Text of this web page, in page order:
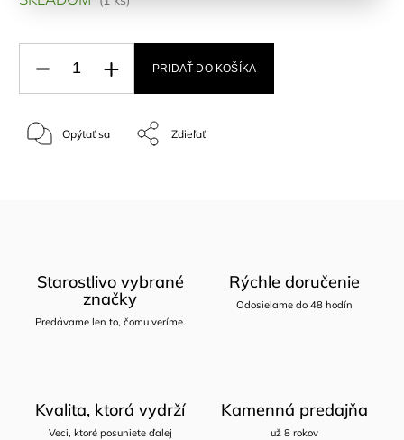
PRIDAŤ DO KOŠÍKA
Opýtať sa Zdieľať
Starostlivo vybrané
značky
Predávame len to, čomu veríme.
Rýchle doručenie
Odosielame do 48 hodín
Kvalita, ktorá vydrží
Veci, ktoré posuniete ďalej
Kamenná predajňa
už 8 rokov